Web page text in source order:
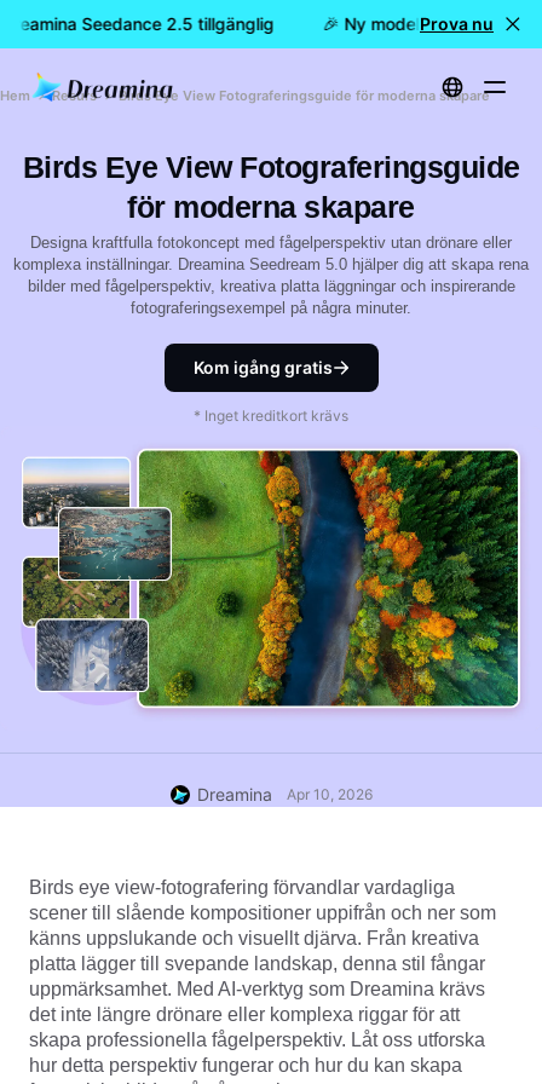
Seedance 2.5 tillgänglig 🎉 Ny modell är här: nu är
Prova nu
Hem Resurs Birds Eye View Fotograferingsguide för moderna skapare
Birds Eye View Fotograferingsguide
för moderna skapare
Designa kraftfulla fotokoncept med fågelperspektiv utan drönare eller
komplexa inställningar. Dreamina Seedream 5.0 hjälper dig att skapa rena
bilder med fågelperspektiv, kreativa platta läggningar och inspirerande
fotograferingsexempel på några minuter.
Kom igång gratis
* Inget kreditkort krävs
Dreamina Apr 10, 2026
Birds eye view-fotografering förvandlar vardagliga
scener till slående kompositioner uppifrån och ner som
känns uppslukande och visuellt djärva. Från kreativa
platta lägger till svepande landskap, denna stil fångar
uppmärksamhet. Med AI-verktyg som Dreamina krävs
det inte längre drönare eller komplexa riggar för att
skapa professionella fågelperspektiv. Låt oss utforska
hur detta perspektiv fungerar och hur du kan skapa